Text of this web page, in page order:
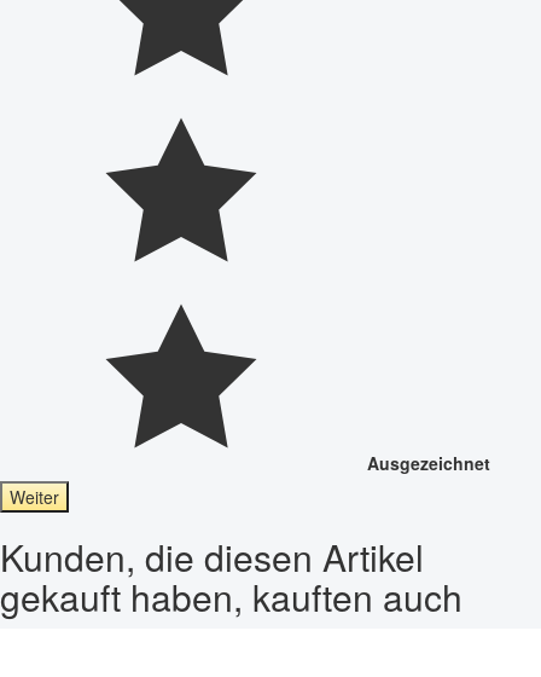
Ausgezeichnet
Weiter
Kunden, die diesen Artikel
gekauft haben, kauften auch